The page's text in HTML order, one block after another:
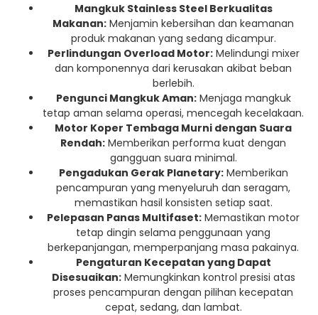
Mangkuk Stainless Steel Berkualitas
Makanan: Menjamin kebersihan dan keamanan
produk makanan yang sedang dicampur.
Perlindungan Overload Motor:Melindungi mixer
dan komponennya dari kerusakan akibat beban
berlebih.
Pengunci Mangkuk Aman:Menjaga mangkuk
tetap aman selama operasi, mencegah kecelakaan.
Motor Koper Tembaga Murni dengan Suara
Rendah: Memberikan performa kuat dengan
gangguan suara minimal.
Pengadukan Gerak Planetary:Memberikan
pencampuran yang menyeluruh dan seragam,
memastikan hasil konsisten setiap saat.
Pelepasan Panas Multifaset: Memastikan motor
tetap dingin selama penggunaan yang
berkepanjangan, memperpanjang masa pakainya.
Pengaturan Kecepatan yang Dapat
Disesuaikan:Memungkinkan kontrol presisi atas
proses pencampuran dengan pilihan kecepatan
cepat, sedang, dan lambat.